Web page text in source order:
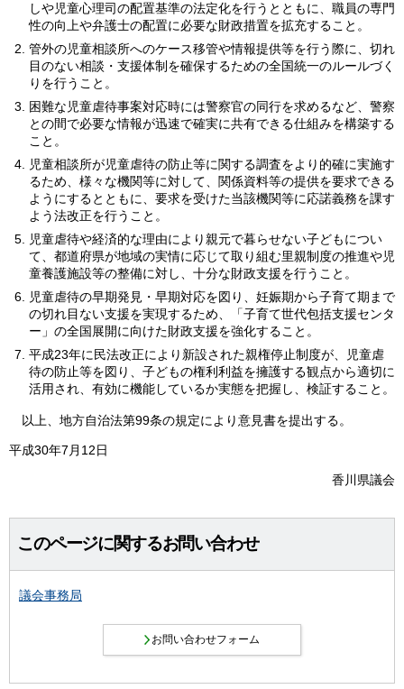
しや児童心理司の配置基準の法定化を行うとともに、職員の専門
性の向上や弁護士の配置に必要な財政措置を拡充すること。
管外の児童相談所へのケース移管や情報提供等を行う際に、切れ
目のない相談・支援体制を確保するための全国統一のルールづく
りを行うこと。
困難な児童虐待事案対応時には警察官の同行を求めるなど、警察
との間で必要な情報が迅速で確実に共有できる仕組みを構築する
こと。
児童相談所が児童虐待の防止等に関する調査をより的確に実施す
るため、様々な機関等に対して、関係資料等の提供を要求できる
ようにするとともに、要求を受けた当該機関等に応諾義務を課す
よう法改正を行うこと。
児童虐待や経済的な理由により親元で暮らせない子どもについ
て、都道府県が地域の実情に応じて取り組む里親制度の推進や児
童養護施設等の整備に対し、十分な財政支援を行うこと。
児童虐待の早期発見・早期対応を図り、妊娠期から子育て期まで
の切れ目ない支援を実現するため、「子育て世代包括支援センタ
ー」の全国展開に向けた財政支援を強化すること。
平成23年に民法改正により新設された親権停止制度が、児童虐
待の防止等を図り、子どもの権利利益を擁護する観点から適切に
活用され、有効に機能しているか実態を把握し、検証すること。
以上、地方自治法第99条の規定により意見書を提出する。
平成30年7月12日
香川県議会
このページに関するお問い合わせ
議会事務局